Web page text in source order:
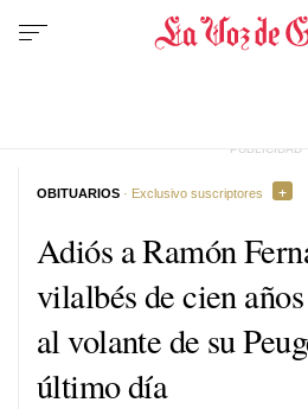
Adiós a Ramón
vilalbés de cien
al volante de su
último día
OBITUARIOS · Exclusivo suscriptores